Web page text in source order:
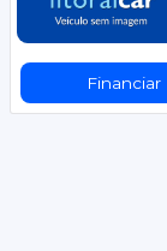
Financiar